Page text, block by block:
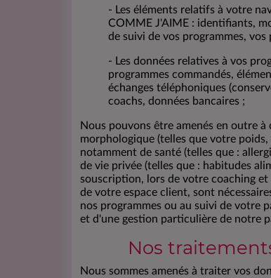
- Les éléments relatifs à votre
COMME J'AIME : identifiants,
de suivi de vos programmes, vos
- Les données relatives à vos
programmes commandés,
échanges téléphoniques
coachs, données bancaires ;
Nous pouvons être amenés en outre
morphologique (telles que votre
notamment de santé (telles que :
de vie privée (telles que : habitudes
souscription, lors de votre coaching
de votre espace client, sont
nos programmes ou au suivi de votre
et d'une gestion particulière de notre
Nos
Nous sommes amenés à traiter vos